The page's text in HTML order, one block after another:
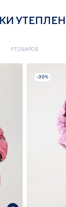
9 ТОВАРОВ
-30%